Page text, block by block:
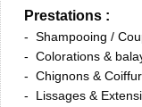
Prestations :
Shampooing /
Colorations &
Chignons &
Lissages &